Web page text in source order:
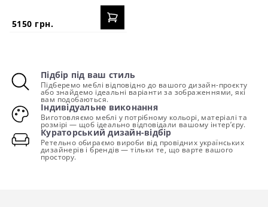
5150 грн.
Підбір під ваш стиль
Підберемо меблі відповідно до вашого дизайн-проєкту
або знайдемо ідеальні варіанти за зображеннями, які
вам подобаються.
Індивідуальне виконання
Виготовляємо меблі у потрібному кольорі, матеріалі та
розмірі — щоб ідеально відповідали вашому інтер’єру.
Кураторський дизайн-відбір
Ретельно обираємо вироби від провідних українських
дизайнерів і брендів — тільки те, що варте вашого
простору.